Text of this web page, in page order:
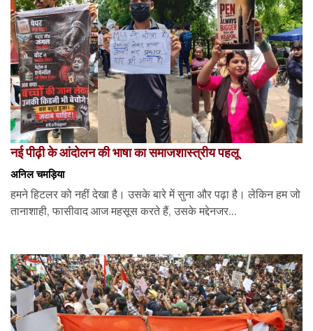
नई पीढ़ी के आंदोलन की भाषा का समाजशास्त्रीय पहलू
अनिल चमड़िया
हमने हिटलर को नहीं देखा है। उसके बारे में सुना और पढ़ा है। लेकिन हम जो
तानाशाही, फासीवाद आज महसूस करते हैं, उसके मद्देनजर...